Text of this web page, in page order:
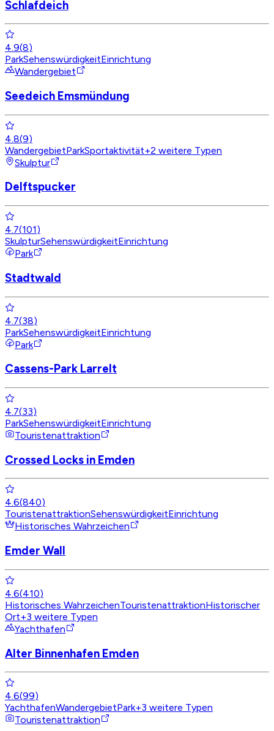
Schlafdeich
4.9(8)
ParkSehenswürdigkeitEinrichtung
Wandergebiet
Seedeich Emsmündung
4.8(9)
WandergebietParkSportaktivität+2 weitere Typen
Skulptur
Delftspucker
4.7(101)
SkulpturSehenswürdigkeitEinrichtung
Park
Stadtwald
4.7(38)
ParkSehenswürdigkeitEinrichtung
Park
Cassens-Park Larrelt
4.7(33)
ParkSehenswürdigkeitEinrichtung
Touristenattraktion
Crossed Locks in Emden
4.6(840)
TouristenattraktionSehenswürdigkeitEinrichtung
Historisches Wahrzeichen
Emder Wall
4.6(410)
Historisches WahrzeichenTouristenattraktionHistorischer
Ort+3 weitere Typen
Yachthafen
Alter Binnenhafen Emden
4.6(99)
YachthafenWandergebietPark+3 weitere Typen
Touristenattraktion